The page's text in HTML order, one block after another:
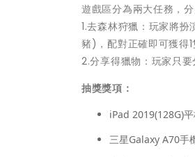
遊戲區分為兩大任務，分
1.去森林狩獵：玩家將
豬)，配對正確即可獲得
2.分享得獵物：玩家只
抽獎獎項：
iPad 2019(128G)
三星Galaxy A70手